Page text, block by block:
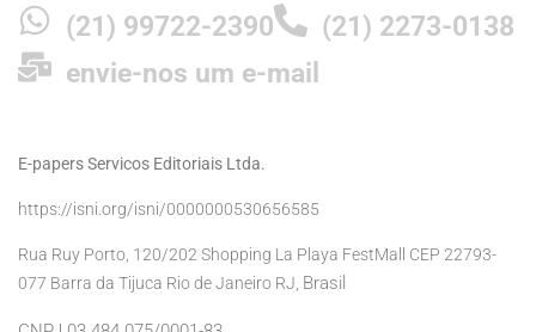
(21) 99722-2390
(21) 2273-0138
envie-nos um e-mail
E-papers Servicos Editoriais Ltda.
https://isni.org/isni/0000000530656585
Rua Ruy Porto, 120/202 Shopping La Playa FestMall CEP 22793-
077 Barra da Tijuca Rio de Janeiro RJ, Brasil